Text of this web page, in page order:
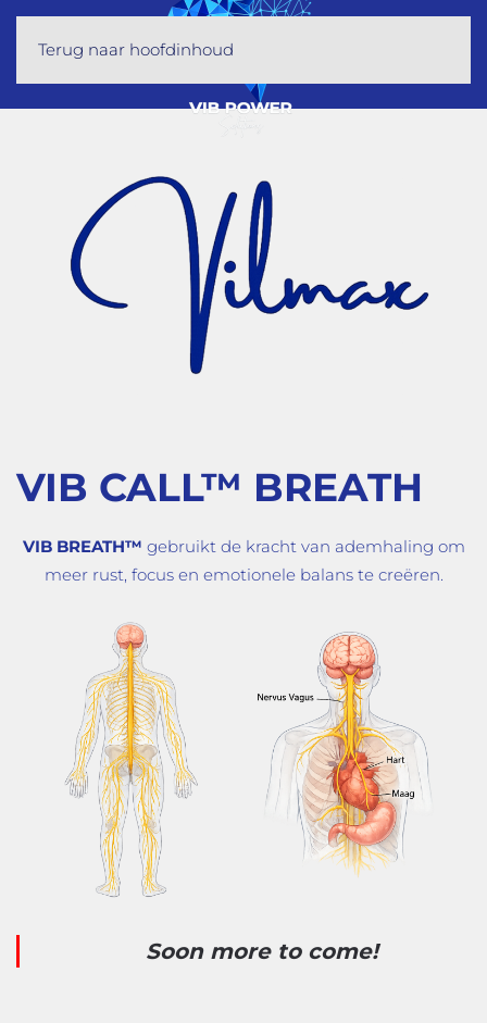
Terug naar hoofdinhoud
VIB CALL™ BREATH
VIB BREATH™ gebruikt de kracht van ademhaling om
meer rust, focus en emotionele balans te creëren.
Soon more to come!